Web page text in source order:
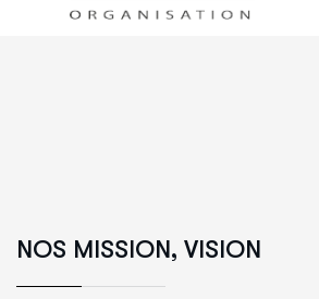
NOS MISSION, VISION